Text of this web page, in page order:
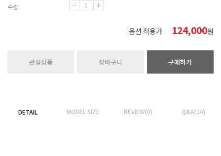
수량
옵션 적용가 124,000원
관심상품 장바구니 구매하기
DETAIL MODEL SIZE REVIEW(0) Q&A(14)